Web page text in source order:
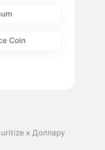
Coin
к Доллару